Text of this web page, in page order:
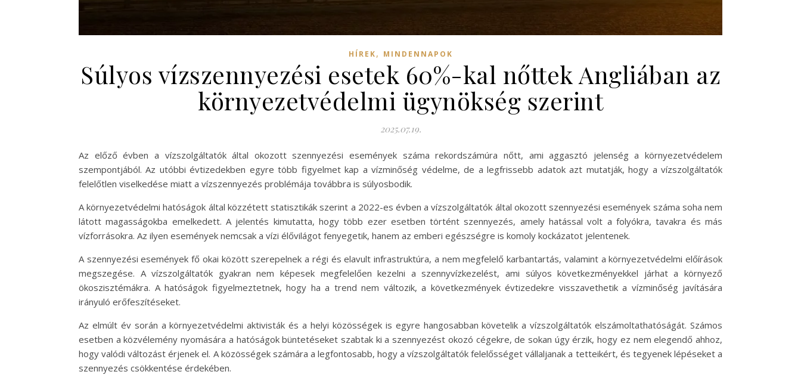
HÍREK, MINDENNAPOK
Súlyos vízszennyezési esetek 60%-kal nőttek Angliában az
környezetvédelmi ügynökség szerint
2025.07.19.
Az előző évben a vízszolgáltatók által okozott szennyezési események száma rekordszámúra nőtt, ami aggasztó jelenség a környezetvédelem
szempontjából. Az utóbbi évtizedekben egyre több figyelmet kap a vízminőség védelme, de a legfrissebb adatok azt mutatják, hogy a vízszolgáltatók
felelőtlen viselkedése miatt a vízszennyezés problémája továbbra is súlyosbodik.
A környezetvédelmi hatóságok által közzétett statisztikák szerint a 2022-es évben a vízszolgáltatók által okozott szennyezési események száma soha nem
látott magasságokba emelkedett. A jelentés kimutatta, hogy több ezer esetben történt szennyezés, amely hatással volt a folyókra, tavakra és más
vízforrásokra. Az ilyen események nemcsak a vízi élővilágot fenyegetik, hanem az emberi egészségre is komoly kockázatot jelentenek.
A szennyezési események fő okai között szerepelnek a régi és elavult infrastruktúra, a nem megfelelő karbantartás, valamint a környezetvédelmi előírások
megszegése. A vízszolgáltatók gyakran nem képesek megfelelően kezelni a szennyvízkezelést, ami súlyos következményekkel járhat a környező
ökoszisztémákra. A hatóságok figyelmeztetnek, hogy ha a trend nem változik, a következmények évtizedekre visszavethetik a vízminőség javítására
irányuló erőfeszítéseket.
Az elmúlt év során a környezetvédelmi aktivisták és a helyi közösségek is egyre hangosabban követelik a vízszolgáltatók elszámoltathatóságát. Számos
esetben a közvélemény nyomására a hatóságok büntetéseket szabtak ki a szennyezést okozó cégekre, de sokan úgy érzik, hogy ez nem elegendő ahhoz,
hogy valódi változást érjenek el. A közösségek számára a legfontosabb, hogy a vízszolgáltatók felelősséget vállaljanak a tetteikért, és tegyenek lépéseket a
szennyezés csökkentése érdekében.